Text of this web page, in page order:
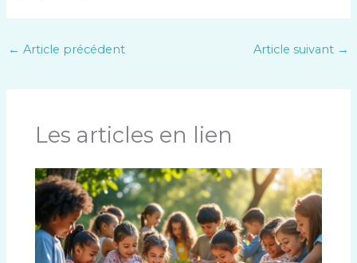
← Article précédent Article suivant →
Les articles en lien